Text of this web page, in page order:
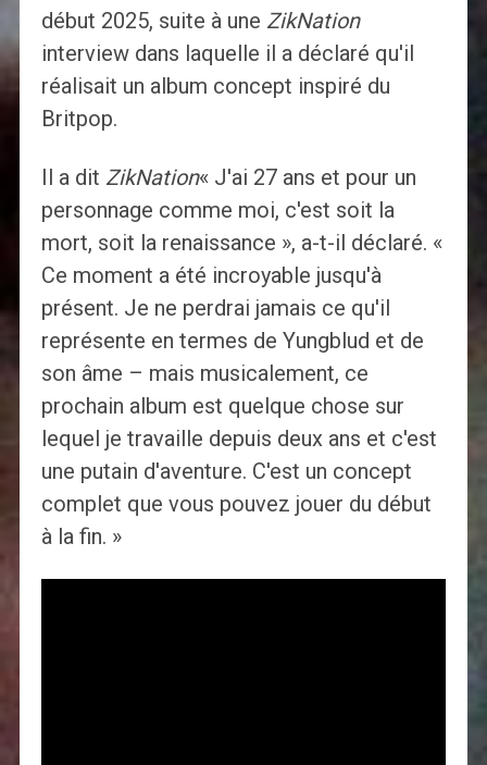
début 2025, suite à une ZikNation
interview dans laquelle il a déclaré qu'il
réalisait un album concept inspiré du
Britpop.
Il a dit ZikNation« J'ai 27 ans et pour un
personnage comme moi, c'est soit la
mort, soit la renaissance », a-t-il déclaré. «
Ce moment a été incroyable jusqu'à
présent. Je ne perdrai jamais ce qu'il
représente en termes de Yungblud et de
son âme – mais musicalement, ce
prochain album est quelque chose sur
lequel je travaille depuis deux ans et c'est
une putain d'aventure. C'est un concept
complet que vous pouvez jouer du début
à la fin. »